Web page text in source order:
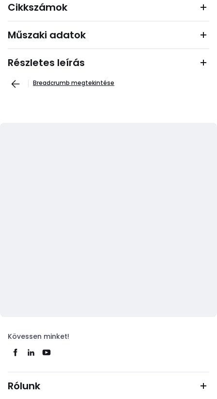
Cikkszámok
Műszaki adatok
Részletes leírás
Breadcrumb megtekintése
Kövessen minket!
Rólunk